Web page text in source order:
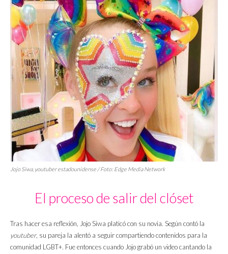
Jojo Siwa, youtuberestadounidense / Foto: Edge Media Network
El proceso de salir del clóset
Tras hacer esa reflexión, Jojo Siwa platicó con su novia. Según contó la
youtuber, su pareja la alentó a seguir compartiendo contenidos para la
comunidad LGBT+. Fue entonces cuando Jojo grabó un video cantando la